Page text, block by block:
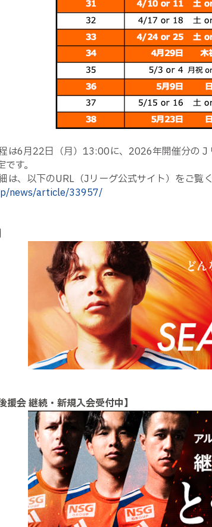
は6月22日（月）13:00に、2026年開催分の
す。
、以下のURL（Jリーグ公式サイト）をご覧く
news/article/33957/
援会 継続・新規入会受付中】